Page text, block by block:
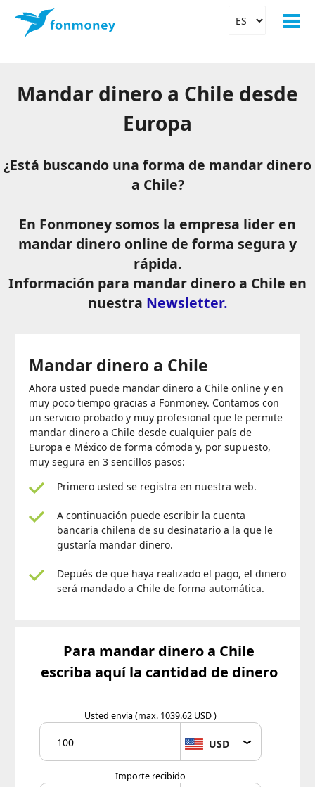
Mandar dinero a Chile desde
Europa
¿Está buscando una forma de mandar dinero
a Chile?
En Fonmoney somos la empresa lider en
mandar dinero online de forma segura y
rápida.
Información para mandar dinero a Chile en
nuestra Newsletter.
Mandar dinero a Chile
Ahora usted puede mandar dinero a Chile online y en
muy poco tiempo gracias a Fonmoney. Contamos con
un servicio probado y muy profesional que le permite
mandar dinero a Chile desde cualquier país de
Europa e México de forma cómoda y, por supuesto,
muy segura en 3 sencillos pasos:
Primero usted se registra en nuestra web.
A continuación puede escribir la cuenta
bancaria chilena de su desinatario a la que le
gustaría mandar dinero.
Depués de que haya realizado el pago, el dinero
será mandado a Chile de forma automática.
Para mandar dinero a Chile
escriba aquí la cantidad de dinero
Usted envía (max. 1039.62 USD )
USD
Importe recibido